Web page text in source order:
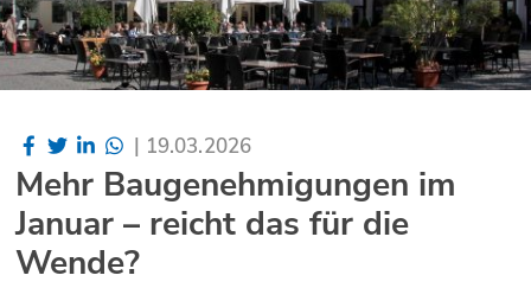
| 19.03.2026
Mehr Baugenehmigungen im
Januar – reicht das für die
Wende?